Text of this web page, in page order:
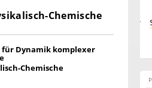
Chemische
Dynamik komplexer
Chemische